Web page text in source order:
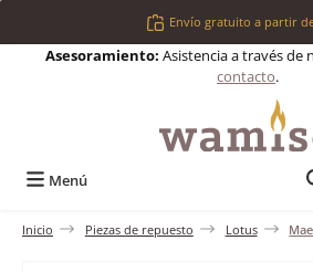
Saltar al contenido principalEnvío gratuito a partir
Asesoramiento: Asistencia a través de
contacto.
Menú
Inicio Piezas de repuesto Lotus